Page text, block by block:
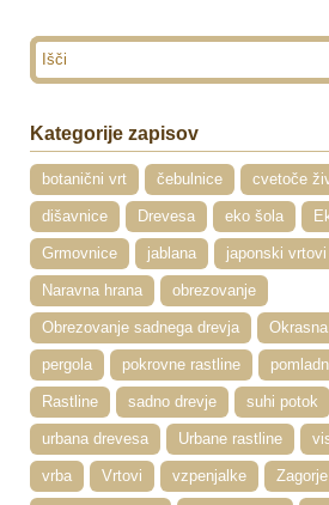
Kategorije zapisov
botanični vrt čebulnice cvetoče
dišavnice Drevesa eko šola
Grmovnice jablana japonski vrtovi
Naravna hrana obrezovanje
Obrezovanje sadnega drevja
pergola pokrovne rastline
Rastline sadno drevje suhi potok
urbana drevesa Urbane rastline
vrba Vrtovi vzpenjalke